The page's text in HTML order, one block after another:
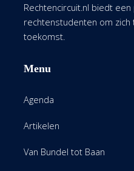
Rechtencircuit.nl biedt
rechtenstudenten om
toekomst.
Menu
Agenda
Artikelen
Van Bundel tot Baan